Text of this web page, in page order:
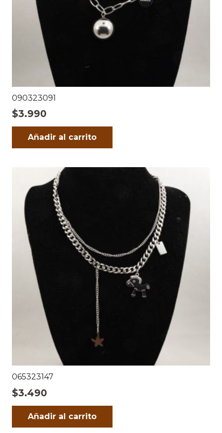
090323091
$3.990
Añadir al carrito
065323147
$3.490
Añadir al carrito